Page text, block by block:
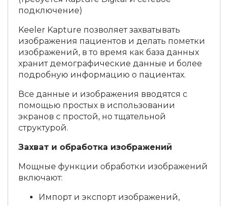
подключение)
Keeler Kapture позволяет захватывать
изображения пациентов и делать пометки
изображений, в то время как база данных
хранит демографические данные и более
подробную информацию о пациентах.
Все данные и изображения вводятся с
помощью простых в использовании
экранов с простой, но тщательной
структурой.
Захват и обработка изображений
Мощные функции обработки изображений
включают:
Импорт и экспорт изображений,